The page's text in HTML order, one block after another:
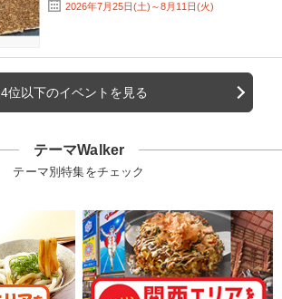
2026年7月25日(土)～8月11日(火)
4位以下のイベントを見る
テーマWalker
テーマ別特集をチェック